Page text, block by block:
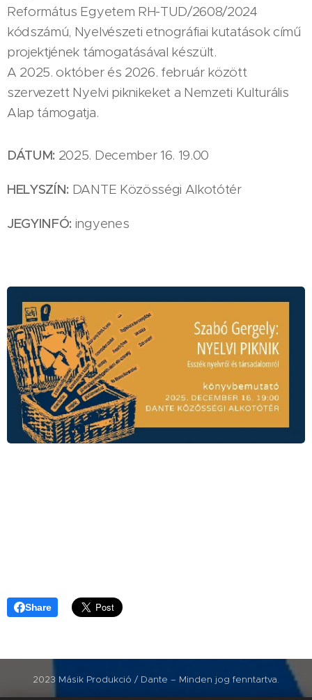
Református Egyetem RH-TUD/2608/2024
kódszámú, Nyelvészeti etnográfiai kutatások című
projektjének támogatásával készült.
A 2025. október és 2026. február között
szervezett Nyelvi piknikeket a Nemzeti Kulturális
Alap támogatja.
DÁTUM: 2025. December 16. 19.00
HELYSZÍN: DANTE Közösségi Alkotótér
JEGYINFÓ: ingyenes
Share
2023 Másik Produkció / Dante – Minden jog fenntartva.